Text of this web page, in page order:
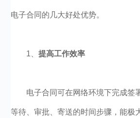
电子合同的几大好处优势。
1、提高工作效率
电子合同可在网络环境下完成签
等待、审批、寄送的时间步骤，能极